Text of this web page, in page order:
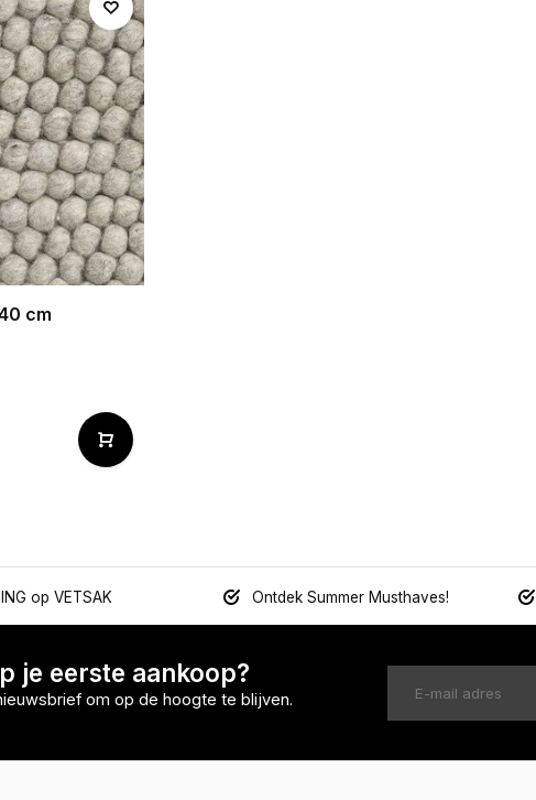
cm
op VETSAK Ontdek Summer Musthaves!
je eerste aankoop?
om op de hoogte te blijven.